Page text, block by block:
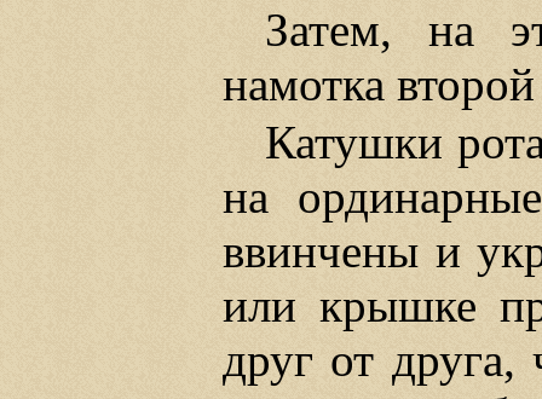
Затем, на
намотка
Катушки
на
ввинчены и
или крышке
друг от